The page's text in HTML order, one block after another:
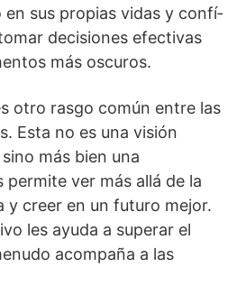
en sus propias vidas y confí­
decisiones efectivas
más oscuros.
otro rasgo común entre las
Esta no es una visión
más bien una
permite ver más allá de la
y creer en un futuro mejor.
les ayuda a superar el
acompaña a las